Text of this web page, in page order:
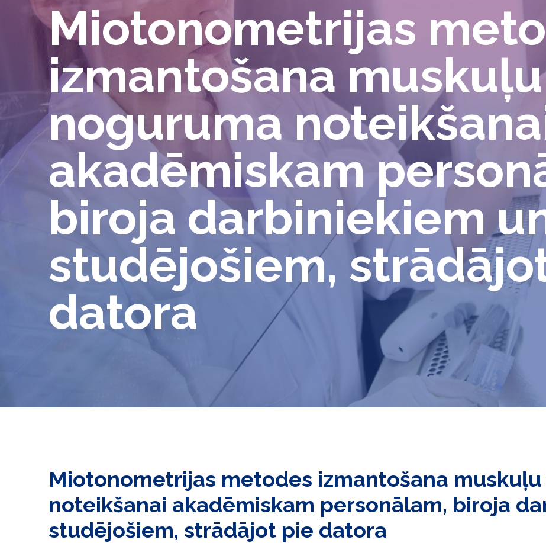
Miotonometrijas
izmantošana muskuļu
noguruma
akadēmiskam
biroja darbiniekiem
studējošiem,
datora
Miotonometrijas metodes izmantošana
noteikšanai akadēmiskam personālam, biroja
studējošiem, strādājot pie datora